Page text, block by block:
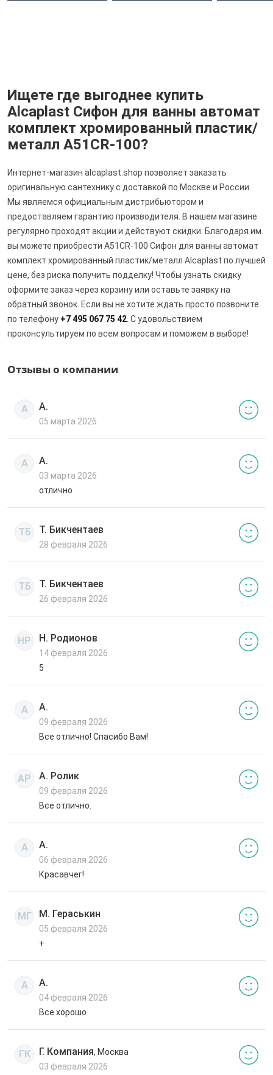
Ищете где выгоднее купить
Alcaplast Сифон для ванны автомат
комплект хромированный пластик/
металл A51CR-100?
Интернет-магазин alcaplast.shop позволяет заказать
оригинальную сантехнику с доставкой по Москве и России.
Мы являемся официальным дистрибьютором и
предоставляем гарантию производителя. В нашем магазине
регулярно проходят акции и действуют скидки. Благодаря им
вы можете приобрести A51CR-100 Сифон для ванны автомат
комплект хромированный пластик/металл Alcaplast по лучшей
цене, без риска получить подделку! Чтобы узнать скидку
оформите заказ через корзину или оставьте заявку на
обратный звонок. Если вы не хотите ждать просто позвоните
по телефону +7 495 067 75 42 . С удовольствием
проконсультируем по всем вопросам и поможем в выборе!
Отзывы о компании
А А.
05 марта 2026
А А.
03 марта 2026
отлично
ТБ Т. Бикчентаев
28 февраля 2026
ТБ Т. Бикчентаев
26 февраля 2026
НР Н. Родионов
14 февраля 2026
5
А А.
09 февраля 2026
Все отлично! Спасибо Вам!
АР А. Ролик
09 февраля 2026
Все отлично.
А А.
06 февраля 2026
Красавчег!
МГ М. Гераськин
05 февраля 2026
+
А А.
04 февраля 2026
Все хорошо
ГК Г. Компания, Москва
03 февраля 2026